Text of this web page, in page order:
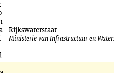
Ga
naar
inhoud
Rijkswaterstaat
Ministerie van Infrastructuur en